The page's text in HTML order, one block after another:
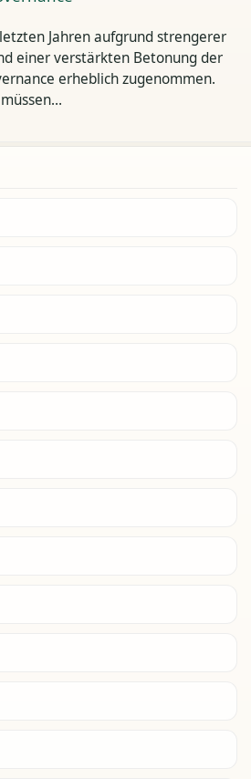
Jahren aufgrund strengerer
einer verstärkten Betonung der
erheblich zugenommen.